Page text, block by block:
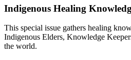
Indigenous Healing
This special issue gathers healing
Indigenous Elders, Knowledge
the world.